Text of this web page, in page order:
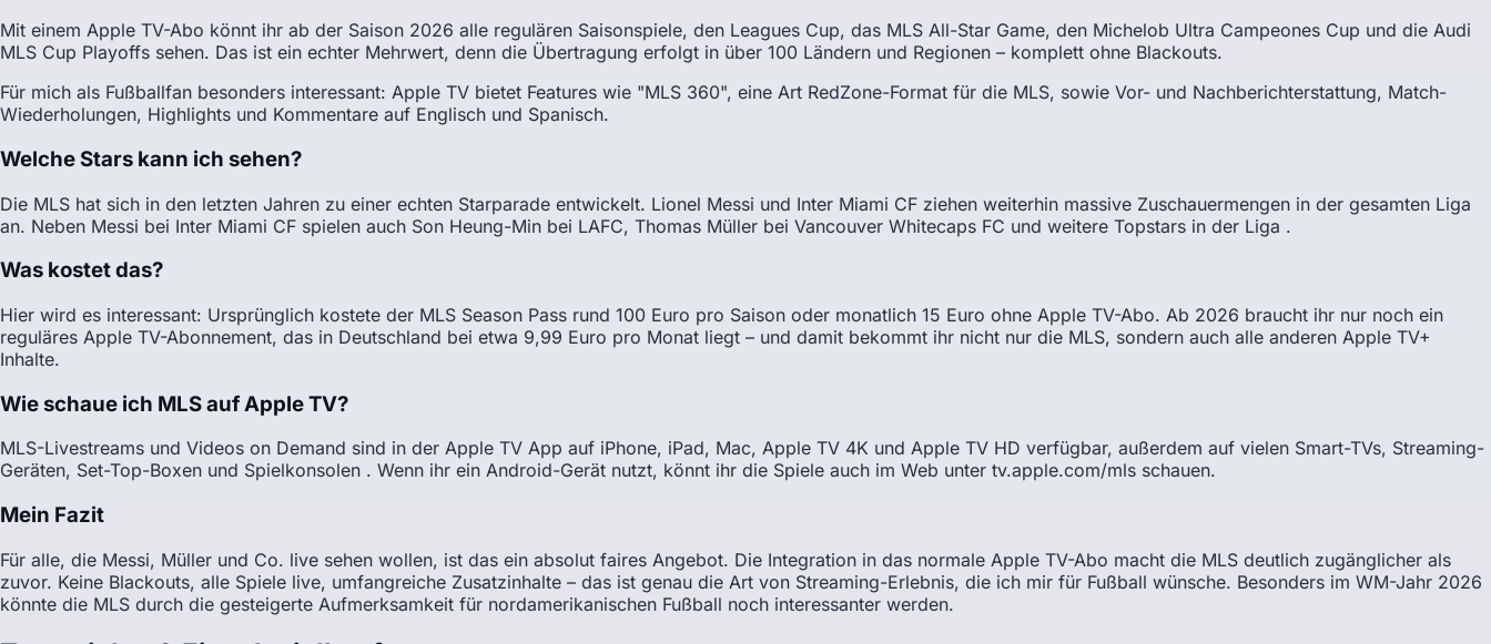
Mit einem Apple TV-Abo könnt ihr ab der Saison 2026 alle regulären Saisonspiele, den Leagues Cup, das MLS All-Star Game, den Michelob Ultra Campeones Cup und die Audi
MLS Cup Playoffs sehen. Das ist ein echter Mehrwert, denn die Übertragung erfolgt in über 100 Ländern und Regionen – komplett ohne Blackouts.
Für mich als Fußballfan besonders interessant: Apple TV bietet Features wie "MLS 360", eine Art RedZone-Format für die MLS, sowie Vor- und Nachberichterstattung, Match-
Wiederholungen, Highlights und Kommentare auf Englisch und Spanisch.
Welche Stars kann ich sehen?
Die MLS hat sich in den letzten Jahren zu einer echten Starparade entwickelt. Lionel Messi und Inter Miami CF ziehen weiterhin massive Zuschauermengen in der gesamten Liga
an. Neben Messi bei Inter Miami CF spielen auch Son Heung-Min bei LAFC, Thomas Müller bei Vancouver Whitecaps FC und weitere Topstars in der Liga .
Was kostet das?
Hier wird es interessant: Ursprünglich kostete der MLS Season Pass rund 100 Euro pro Saison oder monatlich 15 Euro ohne Apple TV-Abo. Ab 2026 braucht ihr nur noch ein
reguläres Apple TV-Abonnement, das in Deutschland bei etwa 9,99 Euro pro Monat liegt – und damit bekommt ihr nicht nur die MLS, sondern auch alle anderen Apple TV+
Inhalte.
Wie schaue ich MLS auf Apple TV?
MLS-Livestreams und Videos on Demand sind in der Apple TV App auf iPhone, iPad, Mac, Apple TV 4K und Apple TV HD verfügbar, außerdem auf vielen Smart-TVs, Streaming-
Geräten, Set-Top-Boxen und Spielkonsolen . Wenn ihr ein Android-Gerät nutzt, könnt ihr die Spiele auch im Web unter tv.apple.com/mls schauen.
Mein Fazit
Für alle, die Messi, Müller und Co. live sehen wollen, ist das ein absolut faires Angebot. Die Integration in das normale Apple TV-Abo macht die MLS deutlich zugänglicher als
zuvor. Keine Blackouts, alle Spiele live, umfangreiche Zusatzinhalte – das ist genau die Art von Streaming-Erlebnis, die ich mir für Fußball wünsche. Besonders im WM-Jahr 2026
könnte die MLS durch die gesteigerte Aufmerksamkeit für nordamerikanischen Fußball noch interessanter werden.